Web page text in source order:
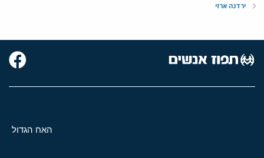
ירדנה ארזי
האח הגדול